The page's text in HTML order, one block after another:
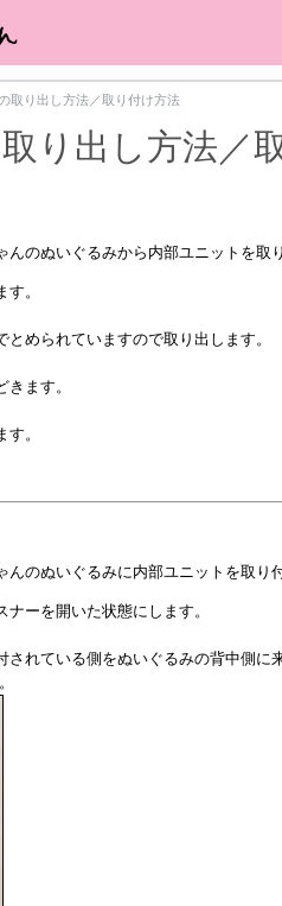
取り出し方法／取り付け方法
り出し方法／
のぬいぐるみから内部ユニットを取
。
められていますので取り出します。
ます。
。
のぬいぐるみに内部ユニットを取り
ーを開いた状態にします。
れている側をぬいぐるみの背中側に